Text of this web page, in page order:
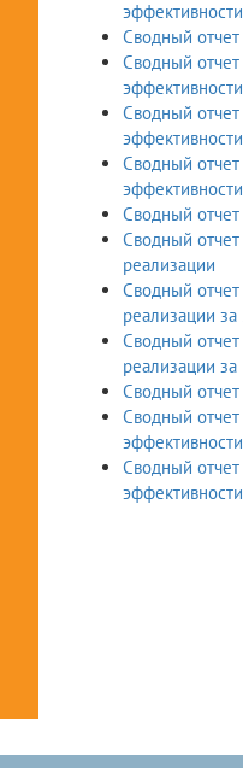
Сводный
Сводный
Сводный
Сводный
Сводный
Сводный
реализации
Сводный
реализации
Сводный
реализации
Сводный
Сводный
Сводный